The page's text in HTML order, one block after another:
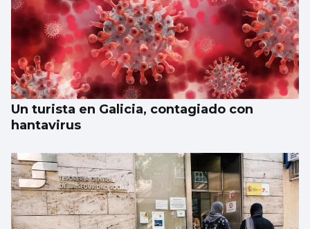
Un turista en Galicia, contagiado con
hantavirus